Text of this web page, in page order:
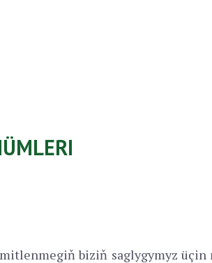
biziň saglygymyz